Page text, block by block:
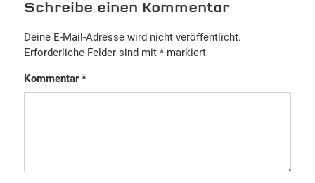
Schreibe einen Kommentar
Deine E-Mail-Adresse wird nicht veröffentlicht.
Erforderliche Felder sind mit *markiert
Kommentar*